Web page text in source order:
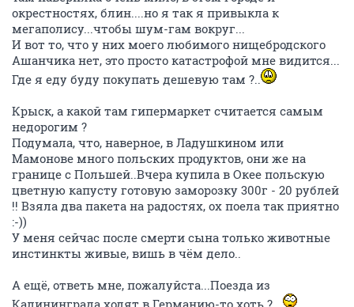
окрестностях, блин....но я так я привыкла к
мегаполису...чтобы шум-гам вокруг...
И вот то, что у них моего любимого нищебродского
Ашанчика нет, это просто катастрофой мне видится...
Где я еду буду покупать дешевую там ?..
Крыск, а какой там гипермаркет считается самым
недорогим ?
Подумала, что, наверное, в Ладушкином или
Мамонове много польских продуктов, они же на
границе с Польшей..Вчера купила в Окее польскую
цветную капусту готовую заморозку 300г - 20 рублей
!! Взяла два пакета на радостях, ох поела так приятно
:-))
У меня сейчас после смерти сына только животные
инстинкты живые, вишь в чём дело..
А ещё, ответь мне, пожалуйста...Поезда из